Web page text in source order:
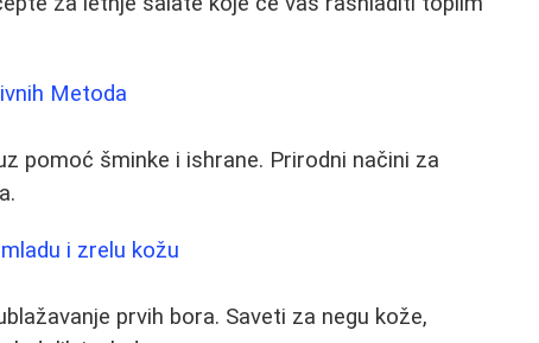
Metoda
pomoć šminke i ishrane. Prirodni načini za
i zrelu kožu
prvih bora. Saveti za negu kože,